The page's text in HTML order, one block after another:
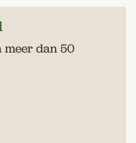
meer dan 50